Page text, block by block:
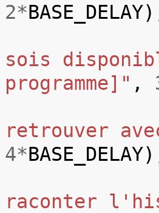
2*BASE_DELAY
sois
programme]" ,
retrouver
4*BASE_DELAY
raconter